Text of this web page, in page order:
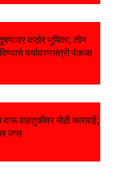
कठोर भूमिका; तीन
पर्यावरणमंत्री पंकजा
वाहतुकीवर मोठी कारवाई;
जप्त